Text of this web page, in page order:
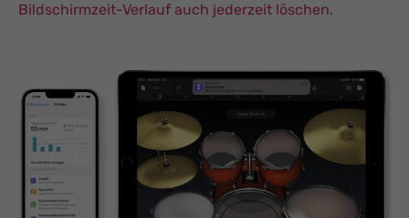
Bildschirmzeit-Verlauf auch jederzeit löschen.